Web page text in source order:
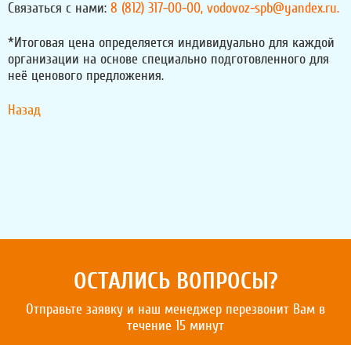
Связаться с нами: 8 (812) 317-00-00, vodovoz-spb@yandex.ru.
*Итоговая цена определяется индивидуально для каждой
организации на основе специально подготовленного для
неё ценового предложения.
Назад
ОСТАЛИСЬ ВОПРОСЫ?
Отправьте заявку и наш менеджер перезвонит Вам в
течение 15 минут